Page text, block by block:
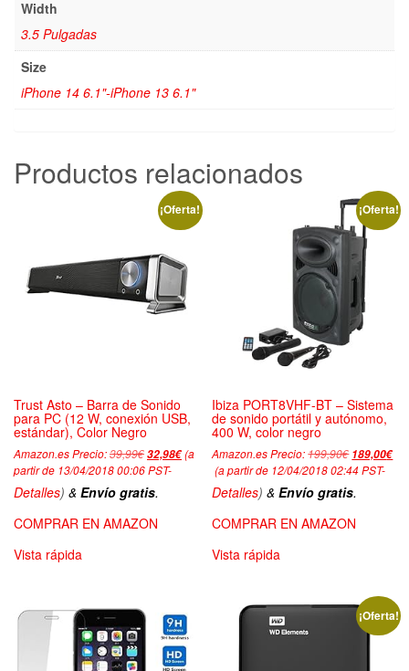
Width
3.5 Pulgadas
Size
iPhone 14 6.1"-iPhone 13 6.1"
Productos relacionados
¡Oferta!
Trust Asto – Barra de Sonido
para PC (12 W, conexión USB,
estándar), Color Negro
Amazon.es Precio:39,99€El
precio
original
era:
39,99€.
32,98€El
32,98€.
(a
partir de 13/04/2018 00:06 PST-
Detalles) & Envío gratis.
COMPRAR EN AMAZON
Vista rápida
¡Oferta!
Ibiza PORT8VHF-BT – Sistema
de sonido portátil y autónomo,
400 W, color negro
Amazon.es Precio:199,90€ El
precio
era:
199,90€.
189,00€
El
precio
actual
es:
189,00€.
(a partir de 12/04/2018 02:44 PST-
Detalles)&Envío gratis.
COMPRAR EN AMAZON
Vista rápida
¡Oferta!